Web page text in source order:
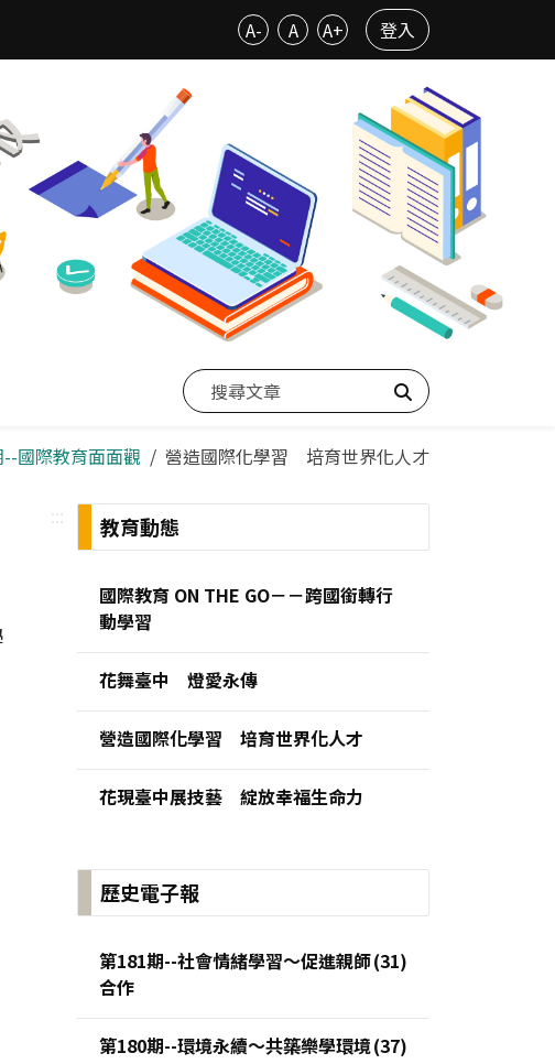
A- A A+ 登入
搜尋
國際教育面面觀 營造國際化學習 培育世界化人才
::: 教育動態
國際教育 ON THE GO－－跨國銜轉行
動學習
花舞臺中 燈愛永傳
營造國際化學習 培育世界化人才
花現臺中展技藝 綻放幸福生命力
歷史電子報
第181期--社會情緒學習～促進親師
合作
第180期--環境永續～共築樂學環境